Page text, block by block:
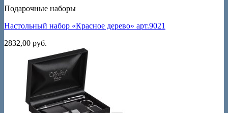
Подарочные наборы
Настольный набор «Красное дерево» арт.9021
2832,00 руб.